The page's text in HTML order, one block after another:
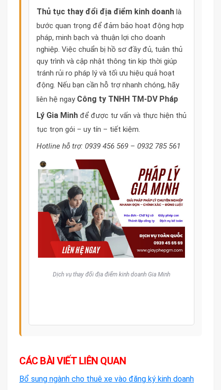
Thủ tục thay đổi địa điểm kinh doanh là
bước quan trọng để đảm bảo hoạt động hợp
pháp, minh bạch và thuận lợi cho doanh
nghiệp. Việc chuẩn bị hồ sơ đầy đủ, tuân thủ
quy trình và cập nhật thông tin kịp thời giúp
tránh rủi ro pháp lý và tối ưu hiệu quả hoạt
động. Nếu bạn cần hỗ trợ nhanh chóng, hãy
liên hệ ngay Công ty TNHH TM-DV Pháp
Lý Gia Minh để được tư vấn và thực hiện thủ
tục trọn gói – uy tín – tiết kiệm.
Hotline hỗ trợ: 0939 456 569 – 0932 785 561
Dịch vụ thay đổi địa điểm kinh doanh Gia Minh
CÁC BÀI VIẾT LIÊN QUAN
Bổ sung ngành cho thuê xe vào đăng ký kinh doanh